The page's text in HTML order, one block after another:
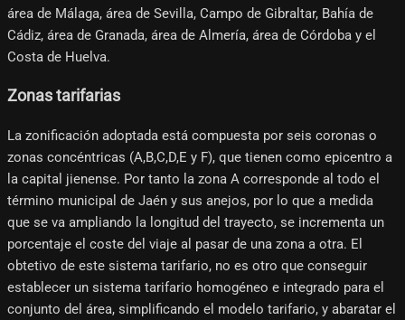
área de Málaga, área de Sevilla, Campo de Gibraltar, Bahía de
Cádiz, área de Granada, área de Almería, área de Córdoba y el
Costa de Huelva.
Zonas tarifarias
La zonificación adoptada está compuesta por seis coronas o
zonas concéntricas (A,B,C,D,E y F), que tienen como epicentro a
la capital jienense. Por tanto la zona A corresponde al todo el
término municipal de Jaén y sus anejos, por lo que a medida
que se va ampliando la longitud del trayecto, se incrementa un
porcentaje el coste del viaje al pasar de una zona a otra. El
obtetivo de este sistema tarifario, no es otro que conseguir
establecer un sistema tarifario homogéneo e integrado para el
conjunto del área, simplificando el modelo tarifario, y abaratar el